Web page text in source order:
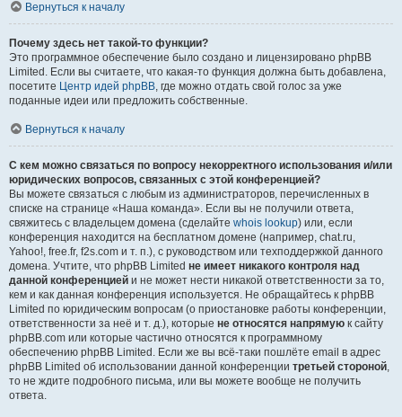
Вернуться к началу
Почему здесь нет такой-то функции?
Это программное обеспечение было создано и лицензировано phpBB
Limited. Если вы считаете, что какая-то функция должна быть добавлена,
посетите Центр идей phpBB, где можно отдать свой голос за уже
поданные идеи или предложить собственные.
Вернуться к началу
С кем можно связаться по вопросу некорректного использования и/или
юридических вопросов, связанных с этой конференцией?
Вы можете связаться с любым из администраторов, перечисленных в
списке на странице «Наша команда». Если вы не получили ответа,
свяжитесь с владельцем домена (сделайте whois lookup) или, если
конференция находится на бесплатном домене (например, chat.ru,
Yahoo!, free.fr, f2s.com и т. п.), с руководством или техподдержкой данного
домена. Учтите, что phpBB Limited не имеет никакого контроля над
данной конференцией и не может нести никакой ответственности за то,
кем и как данная конференция используется. Не обращайтесь к phpBB
Limited по юридическим вопросам (о приостановке работы конференции,
ответственности за неё и т. д.), которые не относятся напрямую к сайту
phpBB.com или которые частично относятся к программному
обеспечению phpBB Limited. Если же вы всё-таки пошлёте email в адрес
phpBB Limited об использовании данной конференции третьей стороной,
то не ждите подробного письма, или вы можете вообще не получить
ответа.